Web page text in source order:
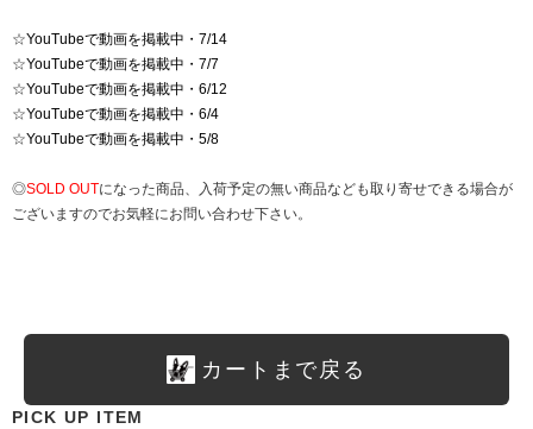
☆YouTubeで動画を掲載中・7/14
☆YouTubeで動画を掲載中・7/7
☆YouTubeで動画を掲載中・6/12
☆YouTubeで動画を掲載中・6/4
☆YouTubeで動画を掲載中・5/8
◎SOLD OUTになった商品、入荷予定の無い商品なども取り寄せできる場合が
ございますのでお気軽にお問い合わせ下さい。
カートまで戻る
PICK UP ITEM